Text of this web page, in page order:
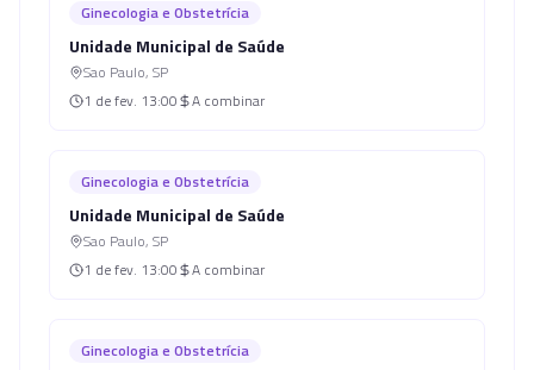
Ginecologia e Obstetrícia
Unidade Municipal de Saúde
Sao Paulo, SP
1 de fev. 13:00 A combinar
Ginecologia e Obstetrícia
Unidade Municipal de Saúde
Sao Paulo, SP
1 de fev. 13:00 A combinar
Ginecologia e Obstetrícia